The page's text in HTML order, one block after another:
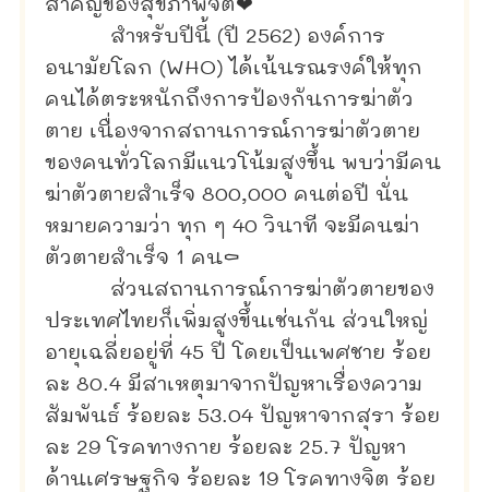
สำคัญของสุขภาพจิต❤
สำหรับปีนี้ (ปี 2562) องค์การ
อนามัยโลก (WHO) ได้เน้นรณรงค์ให้ทุก
คนได้ตระหนักถึงการป้องกันการฆ่าตัว
ตาย เนื่องจากสถานการณ์การฆ่าตัวตาย
ของคนทั่วโลกมีแนวโน้มสูงขึ้น พบว่ามีคน
ฆ่าตัวตายสำเร็จ 800,000 คนต่อปี นั่น
หมายความว่า ทุก ๆ 40 วินาที จะมีคนฆ่า
ตัวตายสำเร็จ 1 คน⚰
ส่วนสถานการณ์การฆ่าตัวตายของ
ประเทศไทยก็เพิ่มสูงขึ้นเช่นกัน ส่วนใหญ่
อายุเฉลี่ยอยู่ที่ 45 ปี โดยเป็นเพศชาย ร้อย
ละ 80.4 มีสาเหตุมาจากปัญหาเรื่องความ
สัมพันธ์ ร้อยละ 53.04 ปัญหาจากสุรา ร้อย
ละ 29 โรคทางกาย ร้อยละ 25.7 ปัญหา
ด้านเศรษฐกิจ ร้อยละ 19 โรคทางจิต ร้อย